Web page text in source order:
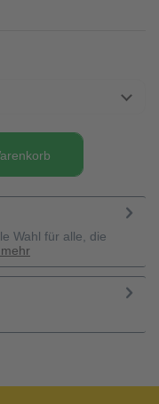
Wahl für alle, die
mehr